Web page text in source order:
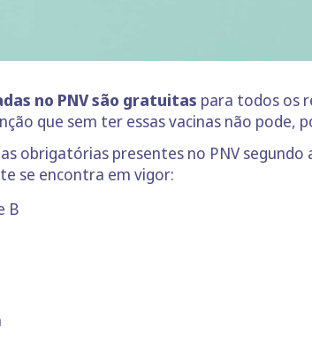
no PNV são gratuitas para todos os
que sem ter essas vacinas não pode,
obrigatórias presentes no PNV
se encontra em vigor:
B